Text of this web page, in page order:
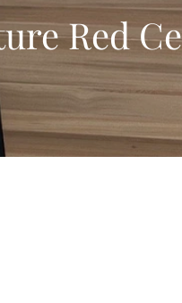
Red